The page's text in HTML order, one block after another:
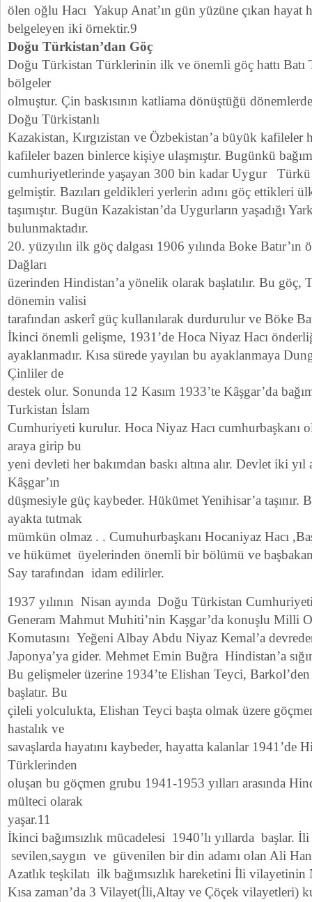
ölen oğlu Hacı Yakup Anat’ın gün yüzüne çıkan hayat
belgeleyen iki örnektir.9
Doğu Türkistan’dan Göç
Doğu Türkistan Türklerinin ilk ve önemli göç hattı Batı
bölgeler
olmuştur. Çin baskısının katliama dönüştüğü
Doğu Türkistanlı
Kazakistan, Kırgızistan ve Özbekistan’a büyük kafileler
kafileler bazen binlerce kişiye ulaşmıştır. Bugünkü
cumhuriyetlerinde yaşayan 300 bin kadar Uygur
gelmiştir. Bazıları geldikleri yerlerin adını göç ettikleri
taşımıştır. Bugün Kazakistan’da Uygurların yaşadığı
bulunmaktadır.
20. yüzyılın ilk göç dalgası 1906 yılında Boke
Dağları
üzerinden Hindistan’a yönelik olarak başlatılır. Bu göç,
dönemin valisi
tarafından askerî güç kullanılarak durdurulur ve Böke
İkinci önemli gelişme, 1931’de Hoca Niyaz Hacı
ayaklanmadır. Kısa sürede yayılan bu ayaklanmaya
Çinliler de
destek olur. Sonunda 12 Kasım 1933’te Kâşgar’da
Turkistan İslam
Cumhuriyeti kurulur. Hoca Niyaz Hacı cumhurbaşkanı
araya girip bu
yeni devleti her bakımdan baskı altına alır. Devlet iki
Kâşgar’ın
düşmesiyle güç kaybeder. Hükümet Yenihisar’a taşınır.
ayakta tutmak
mümkün olmaz . . Cumuhurbaşkanı Hocaniyaz Hacı
ve hükümet üyelerinden önemli bir bölümü ve
Say tarafından idam edilirler.
1937 yılının Nisan ayında Doğu Türkistan
Generam Mahmut Muhiti’nin Kaşgar’da konuşlu Milli
Komutasını Yeğeni Albay Abdu Niyaz Kemal’a
Japonya’ya gider. Mehmet Emin Buğra Hindistan’a
Bu gelişmeler üzerine 1934’te Elishan Teyci,
başlatır. Bu
çileli yolculukta, Elishan Teyci başta olmak üzere
hastalık ve
savaşlarda hayatını kaybeder, hayatta kalanlar 1941’de
Türklerinden
oluşan bu göçmen grubu 1941-1953 yılları arasında
mülteci olarak
yaşar.11
İkinci bağımsızlık mücadelesi 1940’lı yıllarda başlar.
sevilen,saygın ve güvenilen bir din adamı olan Ali
Azatlık teşkilatı ilk bağımsızlık hareketini İli
Kısa zaman’da 3 Vilayet(İli,Altay ve Çöçek vilayetleri)